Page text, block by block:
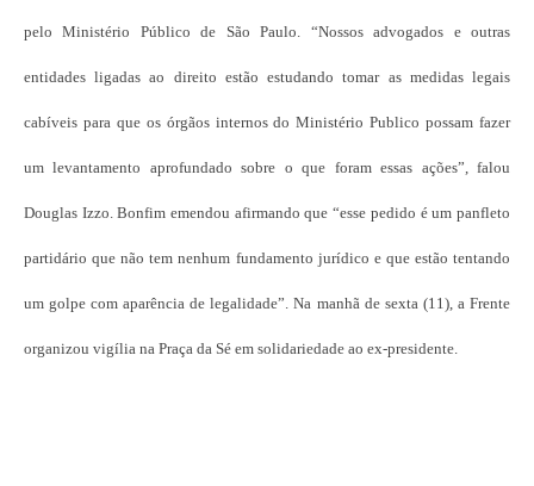
pelo Ministério Público de São Paulo. “Nossos advogados e outras
entidades ligadas ao direito estão estudando tomar as medidas legais
cabíveis para que os órgãos internos do Ministério Publico possam fazer
um levantamento aprofundado sobre o que foram essas ações”, falou
Douglas Izzo. Bonfim emendou afirmando que “esse pedido é um panfleto
partidário que não tem nenhum fundamento jurídico e que estão tentando
um golpe com aparência de legalidade”. Na manhã de sexta (11), a Frente
organizou vigília na Praça da Sé em solidariedade ao ex-presidente.